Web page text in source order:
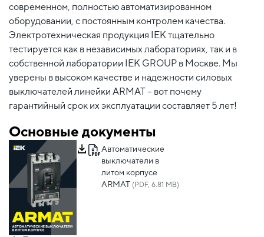
современном, полностью автоматизированном
оборудовании, с постоянным контролем качества.
Электротехническая продукция IEK тщательно
тестируется как в независимых лабораториях, так и в
собственной лаборатории IEK GROUP в Москве. Мы
уверены в высоком качестве и надежности силовых
выключателей линейки ARMAT – вот почему
гарантийный срок их эксплуатации составляет 5 лет!
Основные документы
Автоматические
выключатели в
литом корпусе
ARMAT (PDF, 6.81 MB)